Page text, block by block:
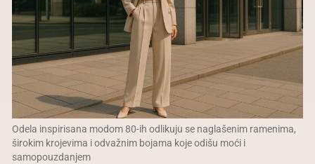
Odela inspirisana modom 80-ih odlikuju se naglašenim ramenima,
širokim krojevima i odvažnim bojama koje odišu moći i
samopouzdanjem